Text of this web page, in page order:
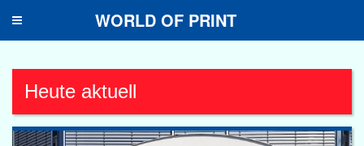
Toggle
WORLD OF PRINT
Heute aktuell